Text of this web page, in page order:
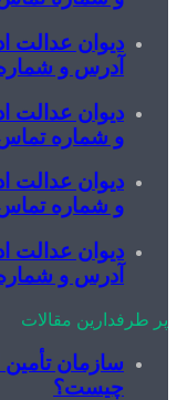
عدالت اداری
و شماره تماس
عدالت اداری
تماس
عدالت اداری
تماس
عدالت اداری
و شماره تماس
مقالات
تأمین